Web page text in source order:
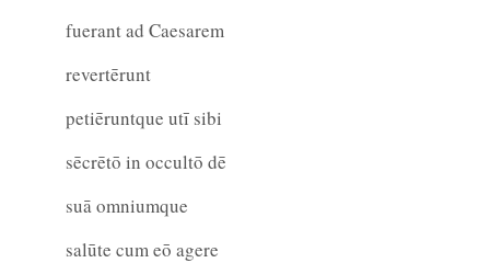
fuerant ad Caesarem
revertērunt
petiēruntque utī sibi
sēcrētō in occultō dē
suā omniumque
salūte cum eō agere